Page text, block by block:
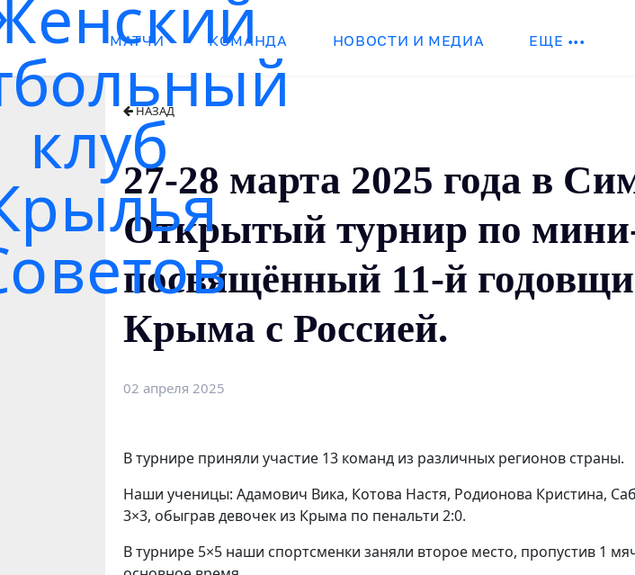
МАТЧИ КОМАНДА НОВОСТИ И МЕДИА ЕЩЕ •••
НАЗАД
27-28 марта 2025 года в
Открытый турнир по
посвящённый 11-й
Крыма с Россией.
02 апреля 2025
В турнире приняли участие 13 команд из различных регионов страны.
Наши ученицы: Адамович Вика, Котова Настя, Родионова Кристина,
3×3, обыграв девочек из Крыма по пенальти 2:0.
В турнире 5×5 наши спортсменки заняли второе место, пропустив 1